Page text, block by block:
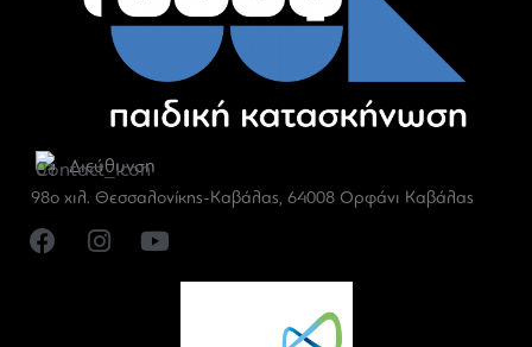
Διεύθυνση
98ο χιλ. Θεσσαλονίκης-Καβάλας, 64008 Ορφάνι Καβάλας